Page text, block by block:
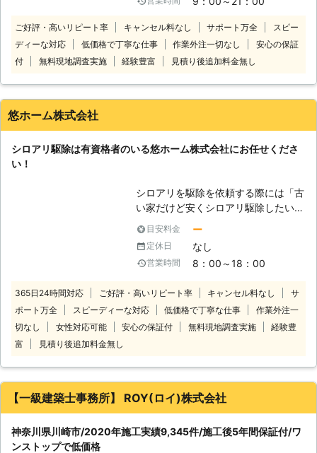
110番にお任せください！ シロアリを
しっかりと駆除するには、出現時のみ
ならず定期的な薬剤配布による対策が
重要になってきます。シロアリ110番
では、アフターフォローも充実、ご利
社の徹底教育された職人が最後まで施
強いALT（アルト）だからこそ出来る
最高峰のコストパフォーマンスを体験
してください！ 廊下を歩いていると
ト）にお任せください。 株式会社ALT
心に地域にお住まいのお客様からシロ
アリ駆除＆予防消毒のご依頼を承って
いる床下工事に強い総合リフォームの
会社です。（水回りリフォームや内装
リフォームでもご依頼をいただいてお
を紹介いたします。 【床下工事の施
工実績500件以上！株式会社ALTの強
み】 ①施工は自社施工で、下請け業
者を使うことはありません。中間マー
「ハチクサンFL」「ハチクサンME」
を同時に使用します。 ハチクサンは
しい薬剤として「公益財団法人文化財
ご好評・高いリピート率 キャンセル料なし サポート万全
スピー
ディーな対応
低価格で丁寧な仕事 作業外注一切なし
安心の保証
付
無料現地調査実施 経験豊富 見積り後追加料金無し
悠ホーム株式会社
シロアリ駆除は有資格者のいる悠ホーム株式会社にお任せくださ
い！
シロアリを駆除を依頼する際には「古
い家だけど安くシロアリ駆除したい」
「技術が確かな業者に任せたい」と業
者探しもこだわりたいですよね。 そ
んなときは悠ホーム株式会社にシロア
リ駆除をお任せください。当店は築年
宅でもお安く対応できます。 ただ安
いだけでなく日本しろあり対策協会が
認定した「しろあり防除施工士」の資
方法をご提案します。 当店は総合リ
フォーム業者であるため、シロアリ被
害で傷んでしまった「木部交換」「床
の張替え」「内装リフォーム」とった
修繕も得意としています。早ければ駆
目安料金 ー
定休日 なし
営業時間 8：00～18：00
365日24時間対応 ご好評・高いリピート率 キャンセル料なし
サ
ポート万全
スピーディーな対応 低価格で丁寧な仕事
作業外注一
切なし
女性対応可能 安心の保証付 無料現地調査実施
経験豊
富
見積り後追加料金無し
【一級建築士事務所】 ROY(ロイ)株式会社
神奈川県川崎市/2020年施工実績9,345件/施工後5年間保証付/ワ
ンストップで低価格